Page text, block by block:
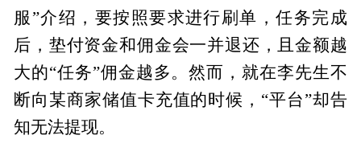
服”介绍，要按照要求进行刷单，任务完成
后，垫付资金和佣金会一并退还，且金额越
大的“任务”佣金越多。然而，就在李先生不
断向某商家储值卡充值的时候，“平台”却告
知无法提现。